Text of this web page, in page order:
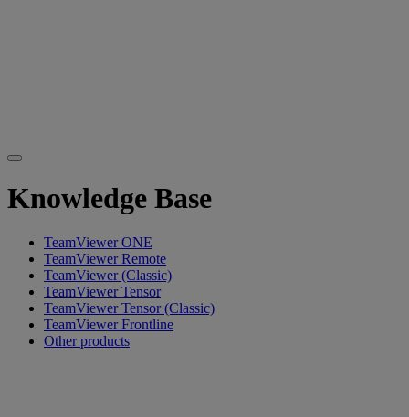
Knowledge Base
TeamViewer ONE
TeamViewer Remote
TeamViewer (Classic)
TeamViewer Tensor
TeamViewer Tensor (Classic)
TeamViewer Frontline
Other products